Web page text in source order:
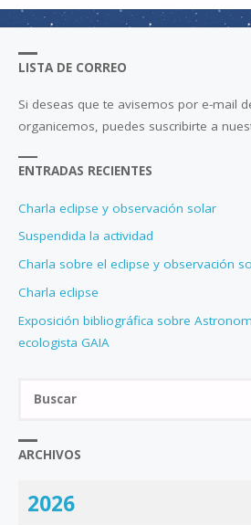
O.A.LE
PETIT
BOROBIA
AGOSTO
2011"
LISTA DE CORREO
Si deseas que te avisemos por e-mail
organicemos, puedes suscribirte a
ENTRADAS RECIENTES
Charla eclipse y observación solar
Suspendida la actividad
Charla sobre el eclipse y observación
Charla eclipse
Exposición bibliográfica sobre
ecologista GAIA
ARCHIVOS
2026